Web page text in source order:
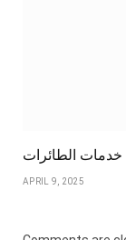
خدمات الطائرات
APRIL 9, 2025